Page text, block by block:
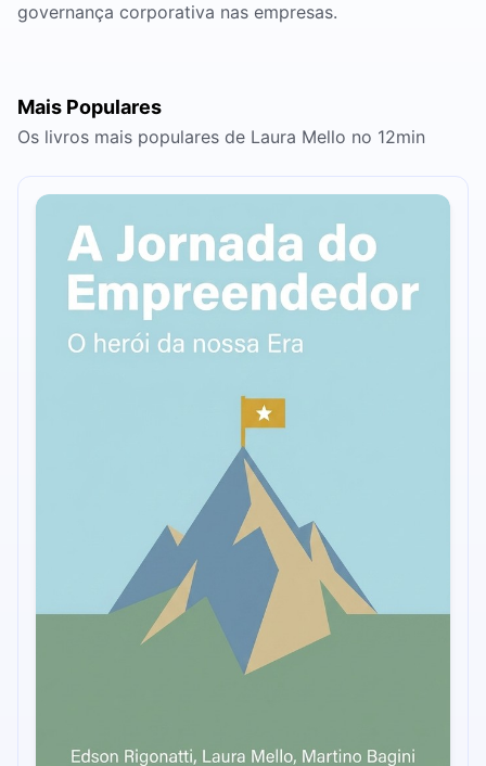
governança corporativa nas empresas.
Mais Populares
Os livros mais populares de Laura Mello no 12min